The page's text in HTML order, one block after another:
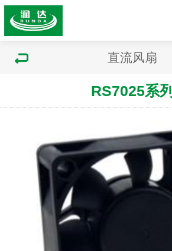
直流风扇
RS7025系列